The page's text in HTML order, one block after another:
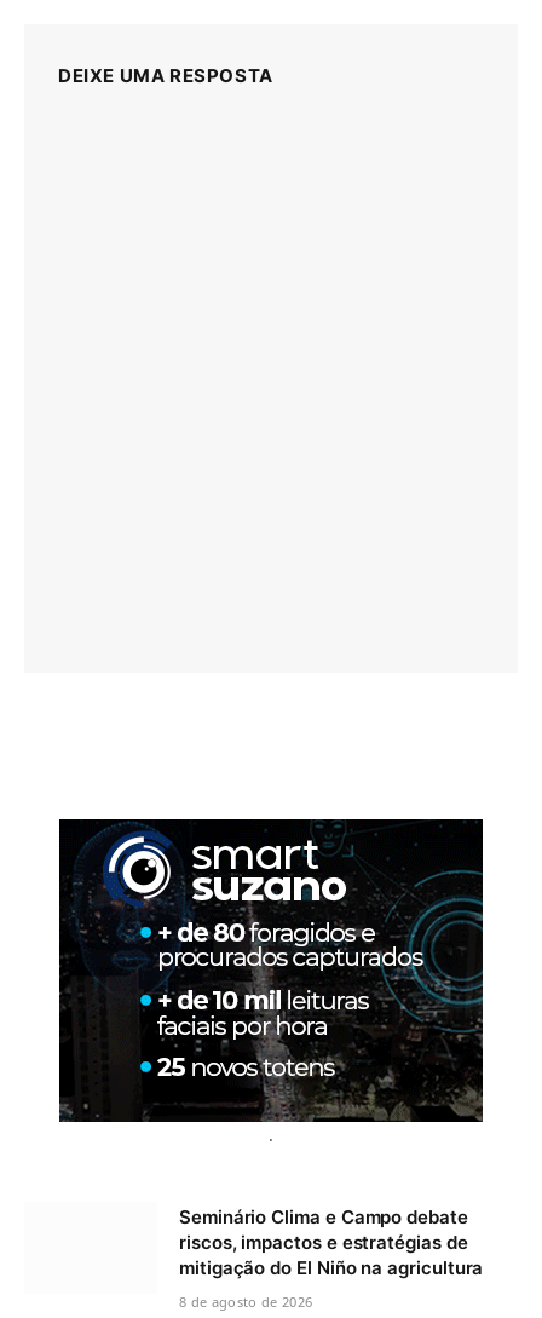
DEIXE UMA RESPOSTA
.
Seminário Clima e Campo debate
riscos, impactos e estratégias de
mitigação do El Niño na agricultura
8 de agosto de 2026